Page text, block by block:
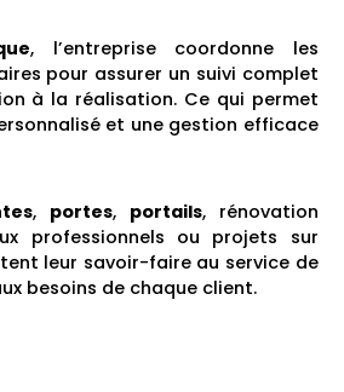
, l’entreprise coordonne les
pour assurer un suivi complet
à la réalisation. Ce qui permet
et une gestion efficace
, portes, portails, rénovation
professionnels ou projets sur
leur savoir-faire au service de
besoins de chaque client.